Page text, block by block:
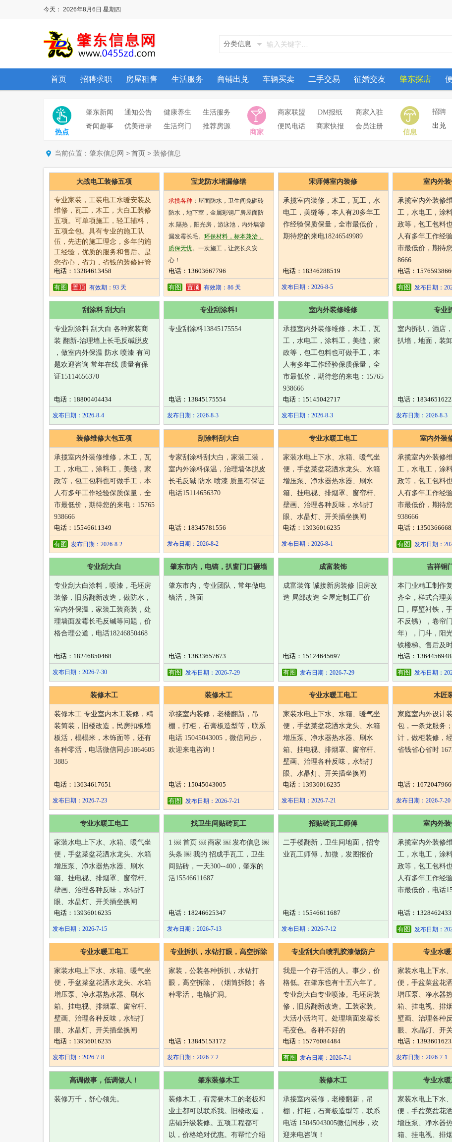
今天： 2026年8月6日 星期四
分类信息
首页 招聘求职 房屋租售 生活服务 商铺出兑 车辆买卖 二手交易 征婚交友 肇东探店
肇东新闻 通知公告 健康养生
生活服务
奇闻趣事
优美语录 生活窍门 推荐房源
商家联盟 DM报纸
商家入驻
便民电话
商家快报 会员注册
招聘
出兑
热点 商家 信息
当前位置：肇东信息网 > 首页 > 装修信息
大战电工装修五项
专业家装，工装电工水暖安装及
维修，瓦工，木工，大白工装修
五项。可单项施工，轻工辅料，
五项全包。具有专业的施工队
伍，先进的施工理念，多年的施
工经验，优质的服务和售后。是
您省心，省力，省钱的装修好管
家！
电话13284613458
电话：13284613458
有图 置顶 有效期：93 天
宝龙防水堵漏修缮
承揽各种：屋面防水，卫生间免砸砖
防水，地下室，金属彩钢厂房屋面防
水.隔热，阳光房，游泳池，内外墙渗
漏发霉长毛。 环保材料，标本兼治，
质保无忧。一次施工，让您长久安
心！
13603667796 13069895136
地址:正阳十七道街庆东楼
电话：13603667796
有图 置顶 有效期：86 天
宋师傅室内装修
承揽室内装修，木工，瓦工，水
电工，美缝等，本人有20多年工
作经验保质保量，全市最低价，
期待您的来电18246549989
电话：18346288519
发布日期：2026-8-5
室内外
承揽室内外装修
工，水电工，涂
政等，包工包料
人有多年工作经
市最低价，期待
8666
电话：
有图 发布日期：
刮涂料 刮大白
专业刮涂料 刮大白 各种家装商
装 翻新-治理墙上长毛反碱脱皮
，做室内外保温 防水 喷漆 有问
题欢迎咨询 常年在线 质量有保
证15114656370
电话：18800404434
发布日期：2026-8-4
专业刮涂料1
专业刮涂料13845175554
电话：13845175554
发布日期：2026-8-3
室内外装修维修
承揽室内外装修维修，木工，瓦
工，水电工，涂料工，美缝，家
政等，包工包料也可做手工，本
人有多年工作经验保质保量，全
市最低价，期待您的来电：15765
938666
电话：15145042717
发布日期：2026-8-3
专业
室内拆扒，酒店
扒墙，地面，装
电话：
发布日期：2026-8-3
装修维修大包五项
承揽室内外装修维修，木工，瓦
工，水电工，涂料工，美缝，家
政等，包工包料也可做手工，本
人有多年工作经验保质保量，全
市最低价，期待您的来电：15765
938666
电话：15546611349
有图 发布日期：2026-8-2
刮涂料刮大白
专家刮涂料刮大白，家装工装，
室内外涂料保温，治理墙体脱皮
长毛反碱 防水 喷漆 质量有保证
电话15114656370
电话：18345781556
发布日期：2026-8-2
专业水暖工电工
家装水电上下水、水箱、暖气坐
便，手盆菜盆花洒水龙头、水箱
增压泵、净水器热水器、刷水
箱、挂电视、排烟罩、窗帘杆、
壁画、治理各种反味，水钻打
眼、水晶灯、开关插坐换闸
电话：13936016235
发布日期：2026-8-1
室内外装
承揽室内外装修
工，水电工，涂
政等，包工包料
人有多年工作经
市最低价，期待
938666
电话：
有图 发布日期：
专业刮大白
专业刮大白涂料，喷漆，毛坯房
装修，旧房翻新改造，做防水，
室内外保温，家装工装商装，处
理墙面发霉长毛反碱等问题，价
格合理公道，电话18246850468
电话：18246850468
发布日期：2026-7-30
肇东市内，电镐，扒窗门口砸墙
肇东市内，专业团队，常年做电
镐活，路面
电话：13633657673
有图 发布日期：2026-7-29
成富装饰
成富装饰 诚接新房装修 旧房改
造 局部改造 全屋定制工厂价
电话：15124645697
有图 发布日期：2026-7-29
吉祥铜
本门业精工制作
齐全，样式合理
囗，厚壁衬铁，
不反锈），卷帘
年），门斗，阳
铁楼梯。售后及时
电话：
有图 发布日期：
装修木工
装修木工 专业室内木工装修，精
装简装，旧楼改造，民房扣板墙
板活，榻榻米，木饰面等，还有
各种零活，电话微信同步1864605
3885
电话：13634617651
发布日期：2026-7-23
装修木工
承接室内装修，老楼翻新，吊
棚，打柜，石膏板造型等，联系
电话 15045043005，微信同步，
欢迎来电咨询！
电话：15045043005
有图 发布日期：2026-7-21
专业水暖工电工
家装水电上下水、水箱、暖气坐
便，手盆菜盆花洒水龙头、水箱
增压泵、净水器热水器、刷水
箱、挂电视、排烟罩、窗帘杆、
壁画、治理各种反味，水钻打
眼、水晶灯、开关插坐换闸
电话：13936016235
发布日期：2026-7-21
木匠
家庭室内外设计
包，一条龙服务
计，做柜装修，
省钱省心省时
电话：
发布日期：2026-7-20
专业水暖工电工
家装水电上下水、水箱、暖气坐
便，手盆菜盆花洒水龙头、水箱
增压泵、净水器热水器、刷水
箱、挂电视、排烟罩、窗帘杆、
壁画、治理各种反味，水钻打
眼、水晶灯、开关插坐换闸
电话：13936016235
发布日期：2026-7-15
找卫生间贴砖瓦工
1 ￼ 首页 ￼ 商家 ￼ 发布信息 ￼
头条 ￼ 我的 招成手瓦工，卫生
间贴砖，一天300--400，肇东的
活15546611687
电话：18246625347
发布日期：2026-7-13
招贴砖瓦工师傅
二手楼翻新，卫生间地面，招专
业瓦工师傅，加微，发图报价
电话：15546611687
发布日期：2026-7-12
室内外
承揽室内外装修
工，水电工，涂
政等，包工包料
人有多年工作经
市最低价，电话
电话：
有图 发布日期：
专业水暖工电工
家装水电上下水、水箱、暖气坐
便，手盆菜盆花洒水龙头、水箱
增压泵、净水器热水器、刷水
箱、挂电视、排烟罩、窗帘杆、
壁画、治理各种反味，水钻打
眼、水晶灯、开关插坐换闸
电话：13936016235
发布日期：2026-7-8
专业拆扒，水钻打眼，高空拆除
家装，公装各种拆扒，水钻打
眼，高空拆除，（烟筒拆除）各
种零活，电镐扩洞。
电话：13845153172
发布日期：2026-7-2
专业刮大白喷乳胶漆做防户
我是一个存干活的人。事少，价
格低。在肇东也有十五六年了。
专业刮大白专业喷漆。毛坯房装
修，旧房翻新改造。工装家装。
大活小活均可。处理墙面发霉长
毛变色。各种不好的
电话：15776084484
有图 发布日期：2026-7-1
专业水
家装水电上下水
便，手盆菜盆花
增压泵、净水器
箱、挂电视、排
壁画、治理各种
眼、水晶灯、开
电话：
发布日期：2026-7-1
高调做事，低调做人！
装修万千，舒心领先。
肇东装修木工
装修木工，有需要木工的老板和
业主都可以联系我。旧楼改造，
店铺升级装修。五项工程都可
以，价格绝对优惠。有帮忙介绍
装修木工
承接室内装修，老楼翻新，吊
棚，打柜，石膏板造型等，联系
电话 15045043005微信同步，欢
迎来电咨询！
专业水
家装水电上下水
便，手盆菜盆花
增压泵、净水器
箱、挂电视、排